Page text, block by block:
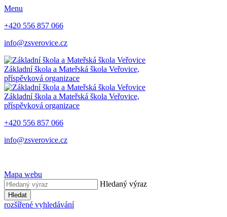
Menu
+420 556 857 066
info@zsverovice.cz
Základní škola a Mateřská škola Veřovice,
příspěvková organizace
Základní škola a Mateřská škola Veřovice,
příspěvková organizace
+420 556 857 066
info@zsverovice.cz
Mapa webu
Hledaný výraz
Hledat
rozšířené vyhledávání